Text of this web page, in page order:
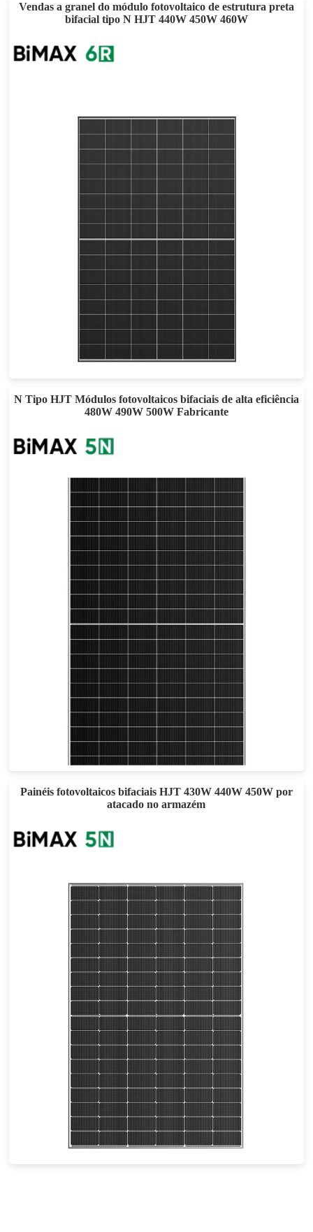
Vendas a granel do módulo fotovoltaico de estrutura preta
bifacial tipo N HJT 440W 450W 460W
Eficácia máxima: 23.02%
Garantia de energia de 30 anos
N Tipo HJT Módulos fotovoltaicos bifaciais de alta eficiência
480W 490W 500W Fabricante
480- 500W
Garantia de energia de 30 anos
Painéis fotovoltaicos bifaciais HJT 430W 440W 450W por
atacado no armazém
430- 450W
Eficácia máxima: 23.04%
Garantia de energia de 30 anos